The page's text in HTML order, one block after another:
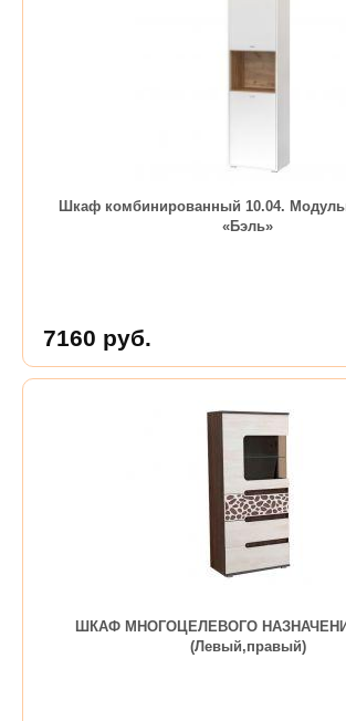
Шкаф комбинированный 10.04.
«Бэль»
7160 руб.
ШКАФ МНОГОЦЕЛЕВОГО
(Левый,правый)